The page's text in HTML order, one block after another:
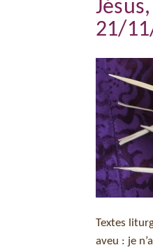
21/
Textes
aveu : je